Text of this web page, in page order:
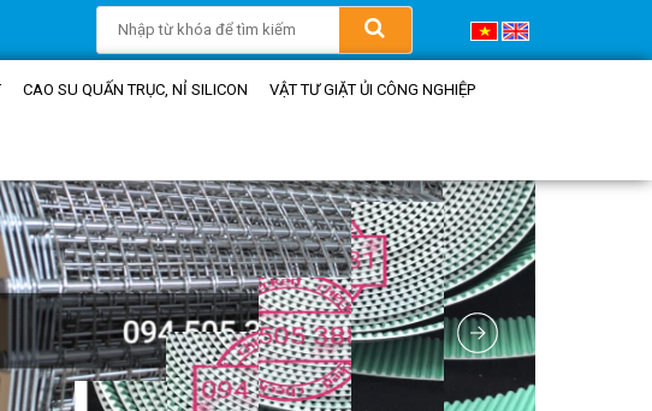
CAO SU QUẤN TRỤC, NỈ SILICON VẬT TƯ GIẶT ỦI CÔNG NGHIỆP